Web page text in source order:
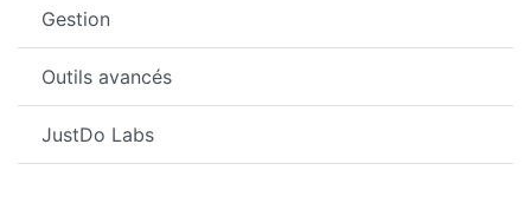
Gestion
Outils avancés
JustDo Labs